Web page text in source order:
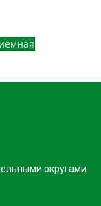
округами